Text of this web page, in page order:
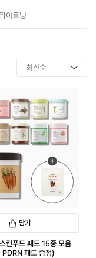
이트닝
담기
킨푸드 패드 15종 모음
PDRN 패드 증정)